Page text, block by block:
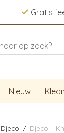
Gratis
Nieuw
Djeco / Djeco –